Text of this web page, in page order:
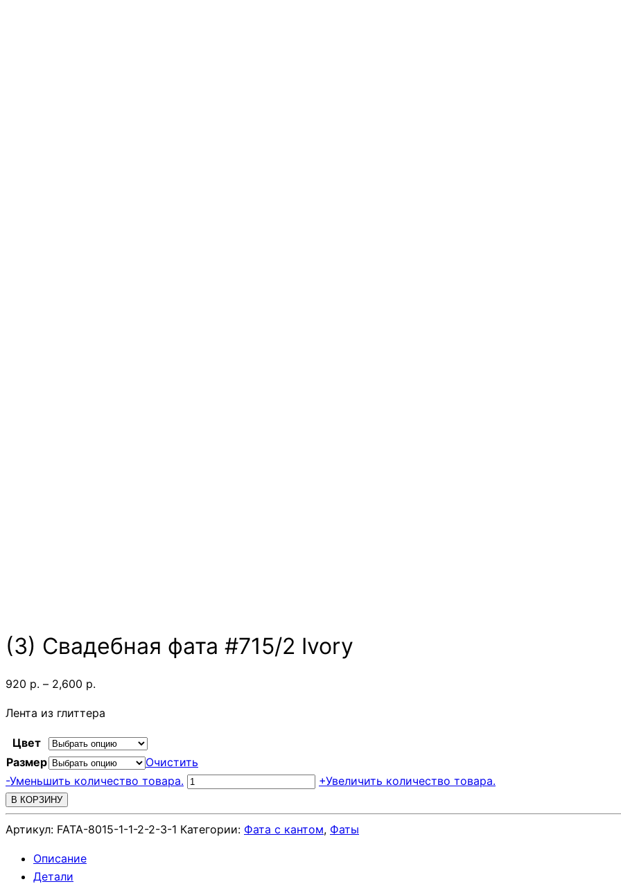
(3) Свадебная фата #715/2 Ivory
920 р. – 2,600 р.
920 р.
–
2,600 р.
Лента из глиттера
Цвет
Размер
Очистить
-Уменьшить количество товара. Количество
(3)
Свадебная
+Увеличить количество товара.
В КОРЗИНУ
Артикул: FATA-8015-1-1-2-2-3-1 Категории: Фата с кантом, Фаты
Описание
Детали